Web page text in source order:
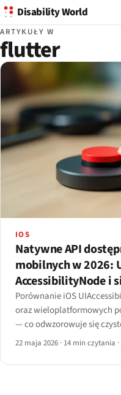
Disability World
ARTYKUŁY W
flutter
IOS
Natywne API
mobilnych w 2026:
AccessibilityNode i
Porównanie iOS
oraz wieloplatformowych
— co odwzorowuje się
zawodzi.
22 maja 2026 · 14 min czytania ·